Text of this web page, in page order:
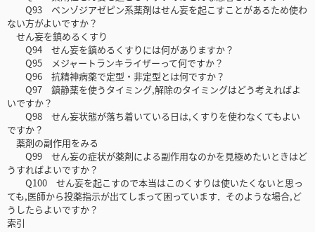
Q93 ベンゾジアゼピン系薬剤はせん妄を起こすことがあるため使わ
ない方がよいですか？
せん妄を鎮めるくすり
Q94 せん妄を鎮めるくすりには何がありますか？
Q95 メジャートランキライザーって何ですか？
Q96 抗精神病薬で定型・非定型とは何ですか？
Q97 鎮静薬を使うタイミング,解除のタイミングはどう考えればよ
いですか？
Q98 せん妄状態が落ち着いている日は,くすりを使わなくてもよい
ですか？
薬剤の副作用をみる
Q99 せん妄の症状が薬剤による副作用なのかを見極めたいときはど
うすればよいですか？
Q100 せん妄を起こすので本当はこのくすりは使いたくないと思っ
ても,医師から投薬指示が出てしまって困っています．そのような場合,ど
うしたらよいですか？
索引